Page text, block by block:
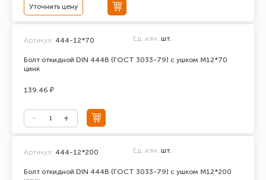
Уточнить цену
Болт откидной DIN 444В (ГОСТ 3033-79) с ушком М12*70
цинк
Артикул: 444-12*70 Ед. изм. шт.
139.46 ₽
Болт откидной DIN 444В (ГОСТ 3033-79) с ушком М12*200
Артикул: 444-12*200 Ед. изм. шт.